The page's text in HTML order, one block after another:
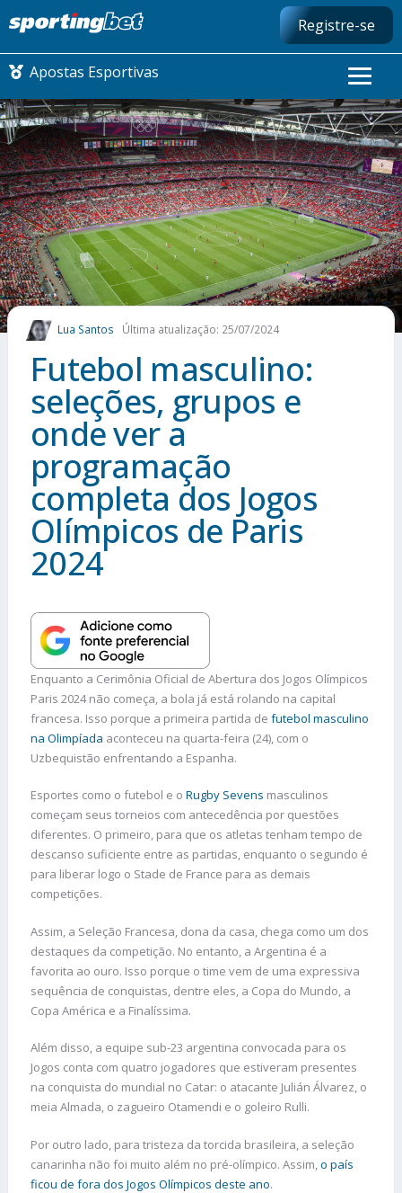
Registre-se
Apostas Esportivas
CONMEBOL LIBERTADORES
FUTEBOL NACIONAL
FUTEBOL INTERNACIONAL
COMO APOSTAR
MAIS ESPORTES
Lua Santos Última atualização: 25/07/2024
Futebol masculino:
seleções, grupos e
onde ver a
programação
completa dos Jogos
Olímpicos de Paris
2024
Enquanto a Cerimônia Oficial de Abertura dos Jogos Olímpicos
Paris 2024 não começa, a bola já está rolando na capital
francesa. Isso porque a primeira partida de futebol masculino
na Olimpíada aconteceu na quarta-feira (24), com o
Uzbequistão enfrentando a Espanha.
Esportes como o futebol e o Rugby Sevens masculinos
começam seus torneios com antecedência por questões
diferentes. O primeiro, para que os atletas tenham tempo de
descanso suficiente entre as partidas, enquanto o segundo é
para liberar logo o Stade de France para as demais
competições.
Assim, a Seleção Francesa, dona da casa, chega como um dos
destaques da competição. No entanto, a Argentina é a
favorita ao ouro. Isso porque o time vem de uma expressiva
sequência de conquistas, dentre eles, a Copa do Mundo, a
Copa América e a Finalíssima.
Além disso, a equipe sub-23 argentina convocada para os
Jogos conta com quatro jogadores que estiveram presentes
na conquista do mundial no Catar: o atacante Julián Álvarez, o
meia Almada, o zagueiro Otamendi e o goleiro Rulli.
Por outro lado, para tristeza da torcida brasileira, a seleção
canarinha não foi muito além no pré-olímpico. Assim,o país
ficou de fora dos Jogos Olímpicos deste ano.